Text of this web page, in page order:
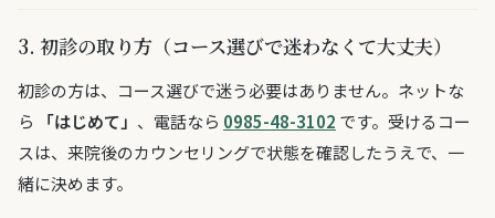
3. 初診の取り方（コース選びで迷わなくて大丈夫）
初診の方は、コース選びで迷う必要はありません。ネットな
ら
「はじめて」 、電話なら 0985-48-3102 です。受けるコー
スは、来院後のカウンセリングで状態を確認したうえで、一
緒に決めます。